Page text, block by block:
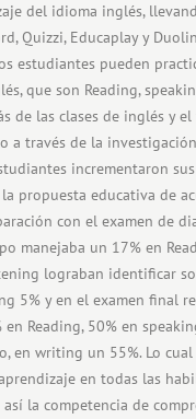
del idioma inglés,
Quizzi, Educaplay y
estudiantes pueden
que son Reading,
de las clases de inglés y
a través de la
incrementaron sus
propuesta educativa de
con el examen de
manejaba un 17% en
lograban identificar
5% y en el examen final
Reading, 50% en
en writing un 55%. Lo
en todas las
la competencia de